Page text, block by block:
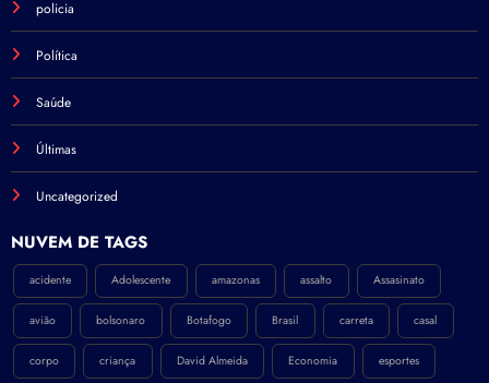
policia
Política
Saúde
Últimas
Uncategorized
NÚVEM DE TAGS
acidente Adolescente amazonas assalto Assasinato
avião bolsonaro Botafogo Brasil carreta casal
corpo criança David Almeida Economia esportes